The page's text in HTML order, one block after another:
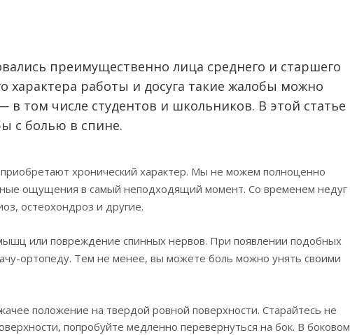
преимущественно лица среднего и старшего
характера работы и досуга такие жалобы можно
том числе студентов и школьников. В этой статье
с болью в спине.
хронический характер. Мы не можем полноценно
ощущения в самый неподходящий момент. Со временем недуг
остеохондроз и другие.
или повреждение спинных нервов. При появлении подобных
ортопеду. Тем не менее, вы можете боль можно унять своими
положение на твердой ровной поверхности. Старайтесь не
попробуйте медленно перевернуться на бок. В боковом